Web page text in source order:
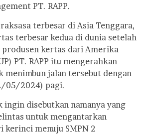
PT. RAPP.
terbesar di Asia Tenggara,
terbesar kedua di dunia setelah
kertas dari Amerika
PT. RAPP itu mengerahkan
jalan tersebut dengan
05/2024) pagi.
ingin disebutkan namanya yang
untuk mengantarkan
kerinci menuju SMPN 2